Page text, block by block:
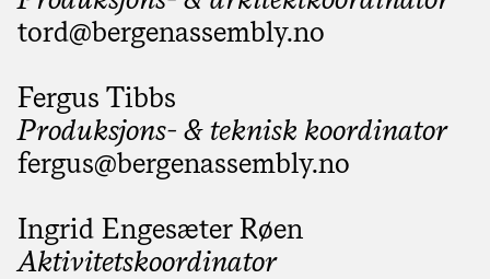
tord@­bergenassembly.no
Fergus Tibbs
Produksjons- & teknisk koordinator
fergus@­bergenassembly.no
Ingrid Engesæter Røen
Aktivitetskoordinator